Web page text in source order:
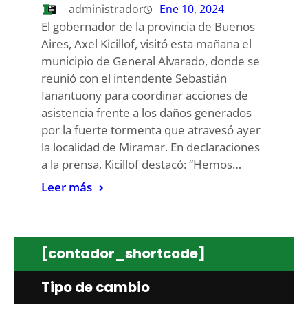
administrador Ene 10, 2024
El gobernador de la provincia de Buenos
Aires, Axel Kicillof, visitó esta mañana el
municipio de General Alvarado, donde se
reunió con el intendente Sebastián
Ianantuony para coordinar acciones de
asistencia frente a los daños generados
por la fuerte tormenta que atravesó ayer
la localidad de Miramar. En declaraciones
a la prensa, Kicillof destacó: “Hemos…
Leer más
[contador_shortcode]
Tipo de cambio